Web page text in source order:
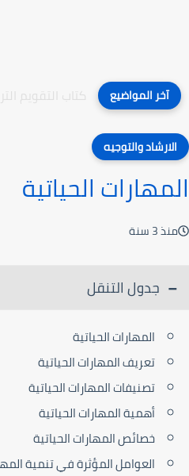
آخر المواضيع كتاب التقويم
الارشاد والتوجيه
المهارات الحياتية
منذ 3 سنة
جدول التنقل
المهارات الحياتية
تعريف المهارات الحياتية
تصنيفات المهارات الحياتية
أهمية المهارات الحياتية
خصائص المهارات الحياتية
العوامل المؤثرة في تنمية